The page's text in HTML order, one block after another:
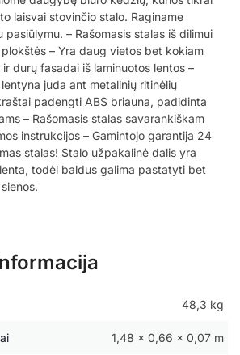
laisvai stovinčio stalo. Raginame
– Rašomasis stalas iš dilimui
– Yra daug vietos bet kokiam
durų fasadai iš laminuotos lentos –
juda ant metalinių ritinėlių
padengti ABS briauna, padidinta
– Rašomasis stalas savarankiškam
instrukcijos – Gamintojo garantija 24
stalas! Stalo užpakalinė dalis yra
todėl baldus galima pastatyti bet
48,3 kg
1,48 × 0,66 × 0,07 m